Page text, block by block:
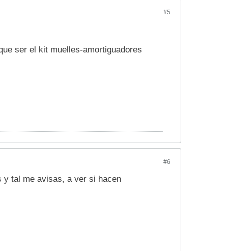
#5
ser el kit muelles-amortiguadores
#6
y tal me avisas, a ver si hacen